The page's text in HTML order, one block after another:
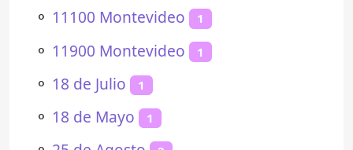
⚬ 11100 Montevideo 1
⚬ 11900 Montevideo 1
⚬ 18 de Julio 1
⚬ 18 de Mayo 1